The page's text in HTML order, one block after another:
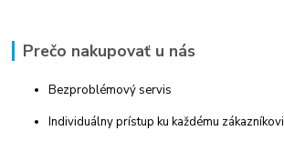
Prečo nakupovať u nás
Bezproblémový servis
Individuálny prístup ku každému zákazníkovi